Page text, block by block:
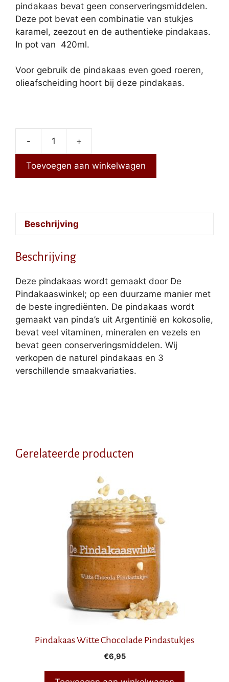
pindakaas bevat geen conserveringsmiddelen.
Deze pot bevat een combinatie van stukjes
karamel, zeezout en de authentieke pindakaas.
In pot van 420ml.
Voor gebruik de pindakaas even goed roeren,
olieafscheiding hoort bij deze pindakaas.
-
Zeezout
+
Toevoegen aan winkelwagen
Beschrijving
Beschrijving
Deze pindakaas wordt gemaakt door De
Pindakaaswinkel; op een duurzame manier met
de beste ingrediënten. De pindakaas wordt
gemaakt van pinda’s uit Argentinië en kokosolie,
bevat veel vitaminen, mineralen en vezels en
bevat geen conserveringsmiddelen. Wij
verkopen de naturel pindakaas en 3
verschillende smaakvariaties.
Gerelateerde producten
Pindakaas Witte Chocolade Pindastukjes
€6,95